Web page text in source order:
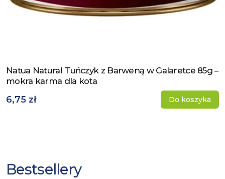
Zobacz produkt
Natua Natural Tuńczyk z Barweną w Galaretce 85g –
mokra karma dla kota
6,75 zł Do koszyka
Bestsellery